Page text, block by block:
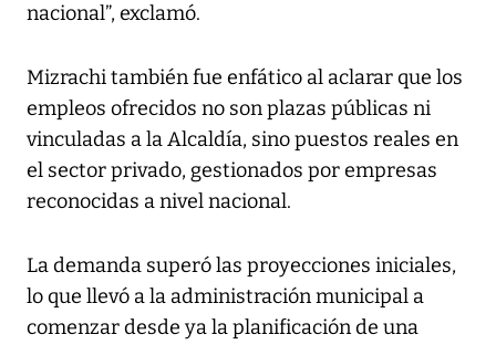
nacional”, exclamó.
Mizrachi también fue enfático al aclarar que los
empleos ofrecidos no son plazas públicas ni
vinculadas a la Alcaldía, sino puestos reales en
el sector privado, gestionados por empresas
reconocidas a nivel nacional.
La demanda superó las proyecciones iniciales,
lo que llevó a la administración municipal a
comenzar desde ya la planificación de una